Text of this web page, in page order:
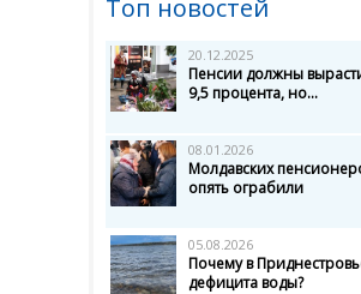
Топ новостей
20.12.2025
Пенсии должны
9,5 процента, но...
08.01.2026
Молдавских
опять ограбили
05.08.2026
Почему в
дефицита воды?